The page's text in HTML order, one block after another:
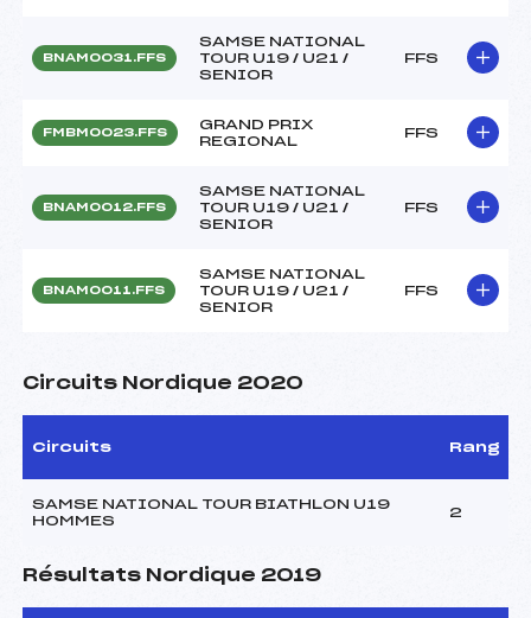
BNAM0031.FFS
SAMSE NATIONAL
TOUR U19 / U21 /
SENIOR
FFS
FMBM0023.FFS
GRAND PRIX
REGIONAL
FFS
BNAM0012.FFS
SAMSE NATIONAL
TOUR U19 / U21 /
SENIOR
FFS
BNAM0011.FFS
SAMSE NATIONAL
TOUR U19 / U21 /
SENIOR
FFS
Circuits Nordique 2020
Circuits Rang
SAMSE NATIONAL TOUR BIATHLON U19
HOMMES
2
Résultats Nordique 2019